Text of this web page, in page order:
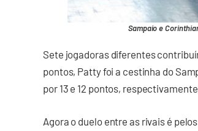
Sampaio e
Sete jogadoras diferentes
pontos, Patty foi a cestinha do
por 13 e 12 pontos,
Agora o duelo entre as rivais é